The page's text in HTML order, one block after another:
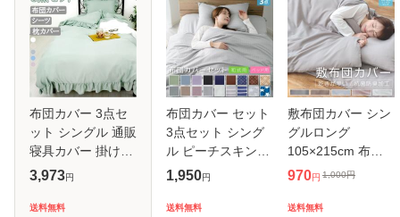
布団カバー 3点セ
ット シングル 通販
寝具カバー 掛け布
団カバー ボックス
ス 枕カバー ベッド
3,973円
送料無料
布団カバー セット
3点セット シング
ル ピーチスキン加
工 和式 洋式 ベッ
ー 敷き布団カバー
1,950円
送料無料
敷布団カバー シン
グルロング
105×215cm 布団
カバー ピーチスキ
愛い オールシーズ
970円 1,000円
送料無料